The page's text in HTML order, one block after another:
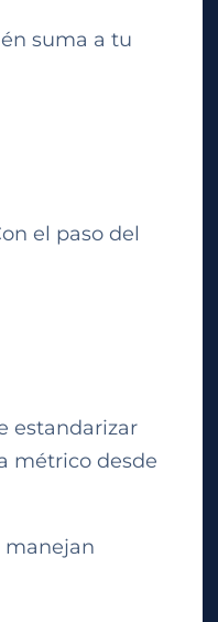
suma a tu
el paso del
estandarizar
métrico desde
manejan